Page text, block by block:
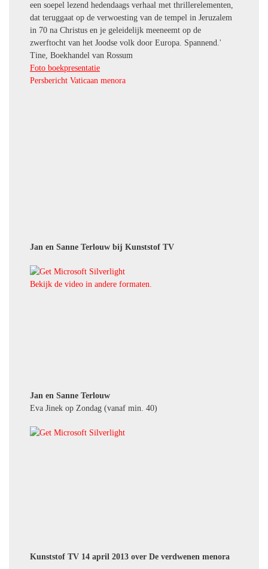
een soepel lezend hedendaags verhaal met thrillerelementen,
dat teruggaat op de verwoesting van de tempel in Jeruzalem
in 70 na Christus en je geleidelijk meeneemt op de
zwerftocht van het Joodse volk door Europa. Spannend.'
Tine, Boekhandel van Rossum
Foto boekpresentatie
Persbericht Vaticaan menora
Jan en Sanne Terlouw bij Kunststof TV
Bekijk de video in andere formaten.
Jan en Sanne Terlouw
Eva Jinek op Zondag (vanaf min. 40)
Kunststof TV 14 april 2013 over De verdwenen menora